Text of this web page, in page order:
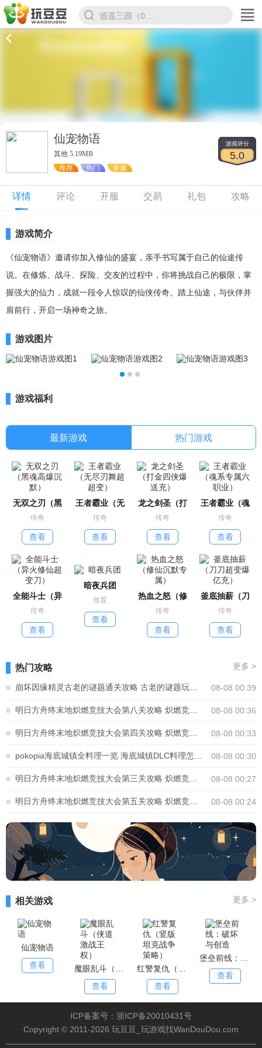
仙宠物语
其他 5.19MB
推荐
热门 新服
游戏评分
5.0
详情 评论 开服 交易 礼包 攻略
游戏简介
《仙宠物语》邀请你加入修仙的盛宴，亲手书写属于自己的仙途传
说。在修炼、战斗、探险、交友的过程中，你将挑战自己的极限，掌
握强大的仙力，成就一段令人惊叹的仙侠传奇。踏上仙途，与伙伴并
肩前行，开启一场神奇之旅。
游戏图片
游戏福利
最新游戏 热门游戏
无双之刃（黑
传奇
查看
王者霸业（无
传奇
查看
龙之剑圣（打
传奇
查看
王者霸业（魂
传奇
查看
全能斗士（异
传奇
查看
暗夜兵团
放置
查看
热血之怒（修
传奇
查看
釜底抽薪（刀
传奇
查看
热门攻略 更多 >
08-08 00:39
08-08 00:36
08-08 00:33
08-08 00:30
08-08 00:27
08-08 00:24
相关游戏 更多 >
仙宠物语
查看
魔眼乱斗（侠道激战王权）
查看
红警复仇（竖版坦克战争策略）
查看
堡垒前线：破坏与创造
查看
ICP备案号：浙ICP备20010431号
Copyright © 2011-2026 玩豆豆_玩游戏找WanDouDou.com